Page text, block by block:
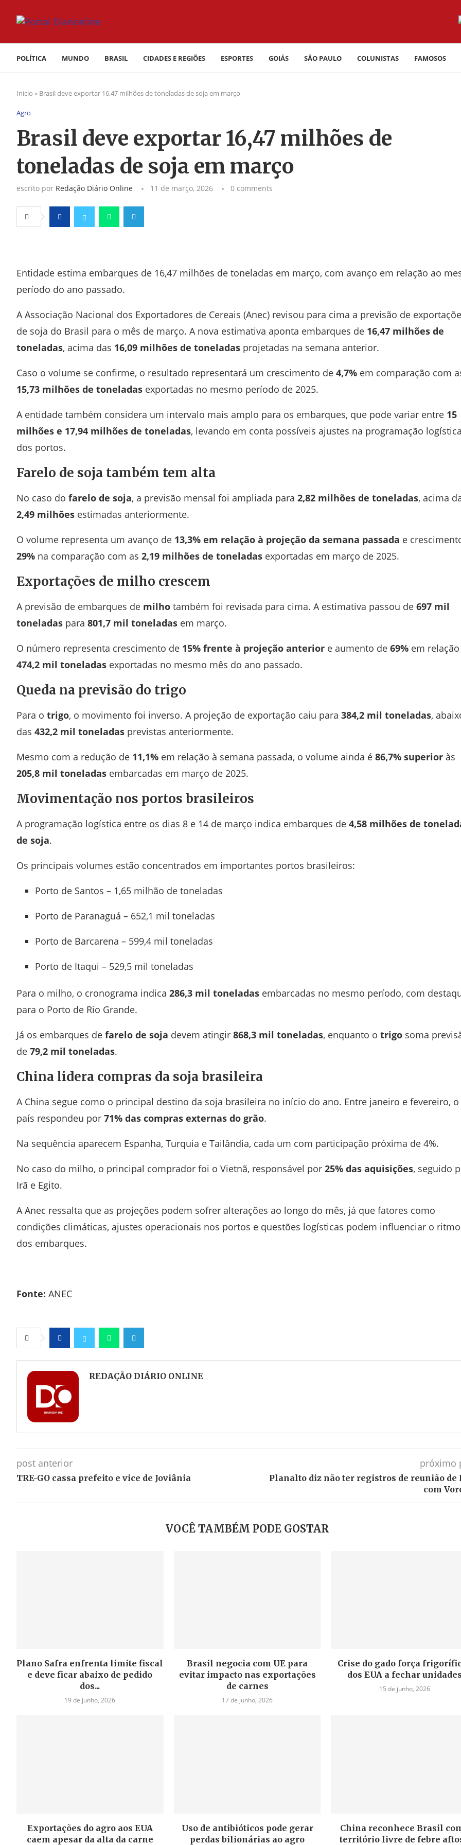
POLÍTICA MUNDO BRASIL CIDADES E REGIÕES ESPORTES GOIÁS SÃO PAULO COLUNISTAS FAMOSOS
Início » Brasil deve exportar 16,47 milhões de toneladas de soja em março
Agro
Brasil deve exportar 16,47 milhões de
toneladas de soja em março
escrito por Redação Diário Online 11 de março, 2026 0 comments
Entidade estima embarques de 16,47 milhões de toneladas em março, com avanço em relação ao
período do ano passado.
AAssociação Nacional dos Exportadores de Cereais (Anec) revisou para cima a previsão de
de soja do Brasil para o mês de março. A nova estimativa aponta embarques de 16,47 milhões de
toneladas, acima das 16,09 milhões de toneladas projetadas na semana anterior.
Caso o volume se confirme, o resultado representará um crescimento de 4,7% em comparação com
15,73 milhões de toneladas exportadas no mesmo período de 2025.
A entidade também considera um intervalo mais amplo para os embarques, que pode variar entre 15
milhões e 17,94 milhões de toneladas, levando em conta possíveis ajustes na programação
dos portos.
Farelo de soja também tem alta
No caso do farelo de soja, a previsão mensal foi ampliada para 2,82 milhões de toneladas, acima
2,49 milhões estimadas anteriormente.
O volume representa um avanço de 13,3% em relação à projeção da semana passada e
29% na comparação com as 2,19 milhões de toneladas exportadas em março de 2025.
Exportações de milho crescem
A previsão de embarques de milho também foi revisada para cima. A estimativa passou de 697 mil
toneladas para 801,7 mil toneladas em março.
O número representa crescimento de 15% frente à projeção anterior e aumento de 69% em
474,2 mil toneladas exportadas no mesmo mês do ano passado.
Queda na previsão do trigo
Para o trigo, o movimento foi inverso. A projeção de exportação caiu para 384,2 mil toneladas,
das 432,2 mil toneladas previstas anteriormente.
Mesmo com a redução de 11,1% em relação à semana passada, o volume ainda é 86,7% superior às
205,8 mil toneladas embarcadas em março de 2025.
Movimentação nos portos brasileiros
A programação logística entre os dias 8 e 14 de março indica embarques de 4,58 milhões de
de soja.
Os principais volumes estão concentrados em importantes portos brasileiros:
Porto de Santos – 1,65 milhão de toneladas
Porto de Paranaguá – 652,1 mil toneladas
Porto de Barcarena – 599,4 mil toneladas
Porto de Itaqui – 529,5 mil toneladas
Para o milho, o cronograma indica 286,3 mil toneladas embarcadas no mesmo período, com
para o Porto de Rio Grande.
Já os embarques de farelo de soja devem atingir 868,3 mil toneladas, enquanto o trigo soma
de 79,2 mil toneladas.
China lidera compras da soja brasileira
A China segue como o principal destino da soja brasileira no início do ano. Entre janeiro e fevereiro, o
país respondeu por 71% das compras externas do grão.
Na sequência aparecem Espanha, Turquia e Tailândia, cada um com participação próxima de 4%.
No caso do milho, o principal comprador foi o Vietnã, responsável por 25% das aquisições, seguido
Irã e Egito.
A Anec ressalta que as projeções podem sofrer alterações ao longo do mês, já que fatores como
condições climáticas, ajustes operacionais nos portos e questões logísticas podem influenciar o ritmo
dos embarques.
Fonte: ANEC
FacebookTwitter WhatsappTelegram
REDAÇÃO DIÁRIO ONLINE
post anterior
TRE-GO cassa prefeito e vice de Joviânia
próximo
Planalto diz não ter registros de reunião de
com
VOCÊ TAMBÉM PODE GOSTAR
Plano Safra enfrenta limite fiscal
e deve ficar abaixo de pedido
dos...
19 de junho, 2026
Brasil negocia com UE para
evitar impacto nas exportações
de carnes
17 de junho, 2026
Crise do gado força
dos EUA a fechar
15 de junho, 2026
Exportações do agro aos EUA
caem apesar da alta da carne
Uso de antibióticos pode gerar
perdas bilionárias ao agro
China reconhece Brasil
território livre de febre